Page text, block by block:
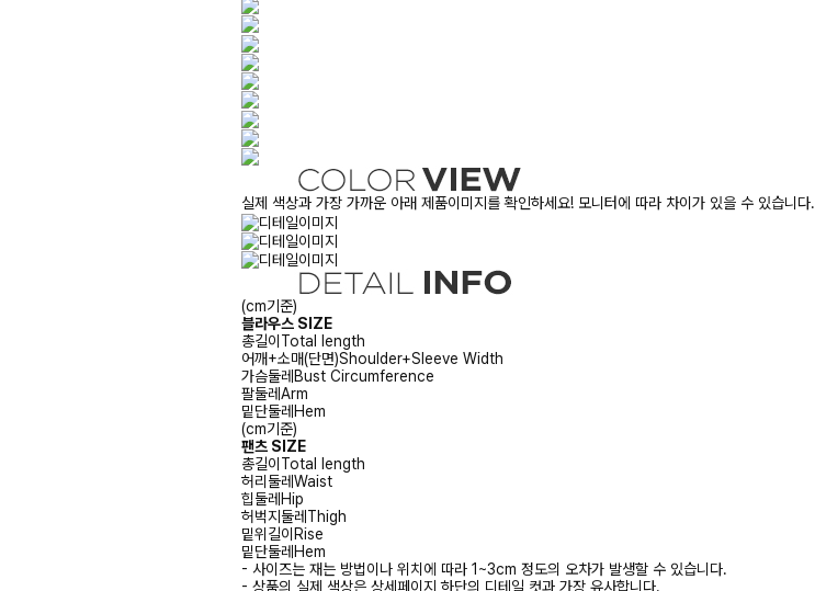
실제 색상과 가장 가까운 아래 제품이미지를 확인하세요! 모니터에 따라 차이가 있을 수 있습니다.
(cm기준)
블라우스 SIZE
총길이 Total length
어깨+소매(단면)Shoulder+Sleeve Width
가슴둘레 Bust Circumference
팔둘레Arm
밑단둘레 Hem
(cm기준)
팬츠 SIZE
총길이 Total length
허리둘레Waist
힙둘레 Hip
허벅지둘레 Thigh
밑위길이 Rise
밑단둘레 Hem
- 사이즈는 재는 방법이나 위치에 따라 1~3cm 정도의 오차가 발생할 수 있습니다.
- 상품의 실제 색상은 상세페이지 하단의 디테일 컷과 가장 유사합니다.